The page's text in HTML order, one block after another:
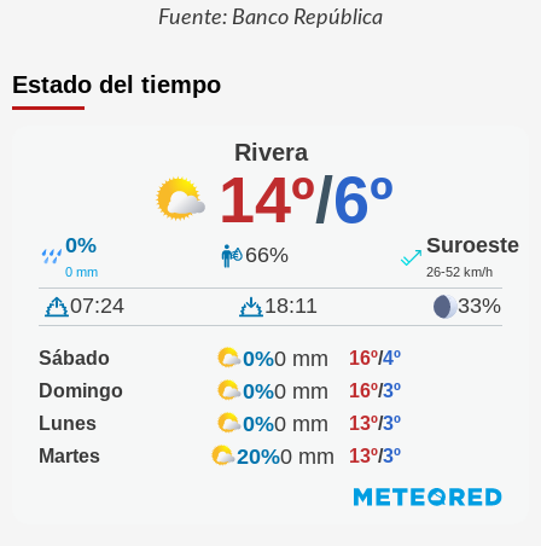
Fuente: Banco República
Estado del tiempo
Rivera
14º/6º
0%
0 mm
66% Suroeste
26-52 km/h
07:24 18:11 33%
Sábado 0%0 mm 16º/4º
Domingo
0%0 mm 16º/3º
Lunes
0%0 mm 13º/3º
Martes
20%0 mm 13º/3º